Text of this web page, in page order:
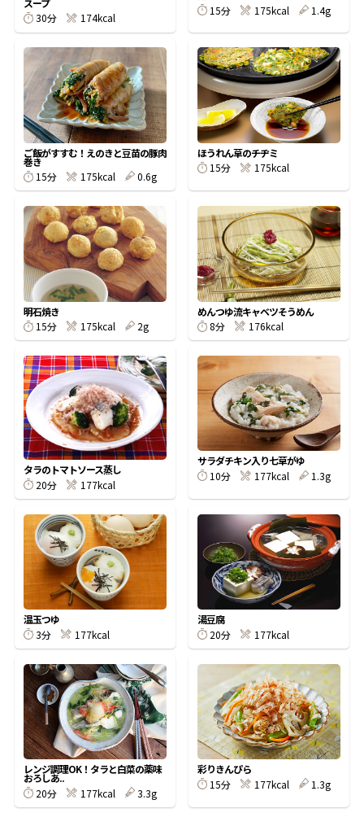
新鮮一番 『氷熟®』
『踊り節』
鰹節屋の
だしパック
だし粉
商品情報一覧
おすすめサイト
新鮮一番
氷熟®︎
だしパック
30分
174kcal
15分
175kcal 1.4g
ご飯がすすむ！えのきと豆苗の豚肉
巻き
15分
175kcal 0.6g
ほうれん草のチヂミ
15分
175kcal
明石焼き
15分
175kcal 2g
めんつゆ流キャベツそうめん
8分
176kcal
タラのトマトソース蒸し
20分
177kcal
サラダチキン入り七草がゆ
10分
177kcal 1.3g
温玉つゆ
3分
177kcal
湯豆腐
20分
177kcal
レンジ調理OK！タラと白菜の薬味
おろしあ..
20分
177kcal 3.3g
彩りきんぴら
15分
177kcal 1.3g